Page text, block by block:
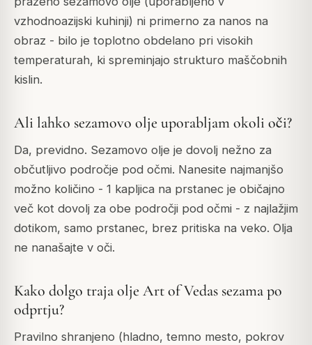
vzhodnoazijski kuhinji) ni primerno za nanos na
obraz - bilo je toplotno obdelano pri visokih
temperaturah, ki spreminjajo strukturo maščobnih
kislin.
Ali lahko sezamovo olje uporabljam okoli oči?
Da, previdno. Sezamovo olje je dovolj nežno za
občutljivo področje pod očmi. Nanesite najmanjšo
možno količino - 1 kapljica na prstanec je običajno
več kot dovolj za obe področji pod očmi - z najlažjim
dotikom, samo prstanec, brez pritiska na veko. Olja
ne nanašajte v oči.
Kako dolgo traja olje Art of Vedas sezama po
odprtju?
Pravilno shranjeno (hladno, temno mesto, pokrov